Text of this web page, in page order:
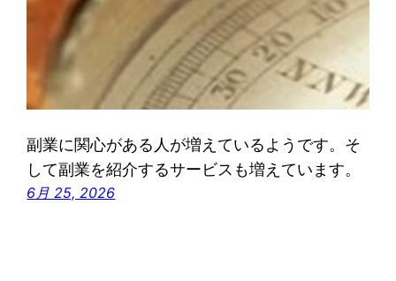
副業に関心がある人が増えているようです。そ
して副業を紹介するサービスも増えています。
6月 25, 2026